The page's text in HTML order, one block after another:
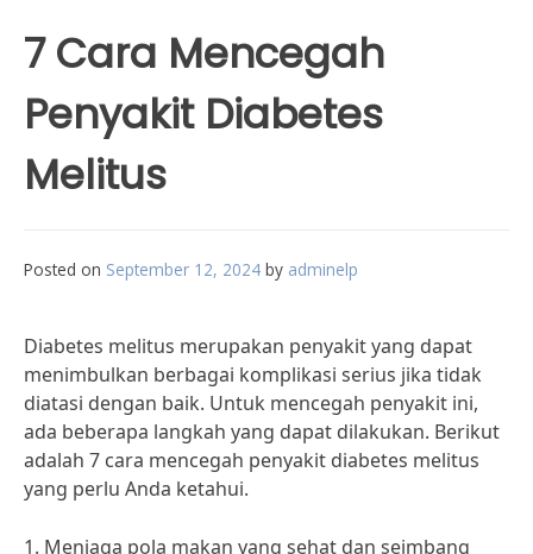
7 Cara Mencegah
Penyakit Diabetes
Melitus
Posted on September 12, 2024 by adminelp
Diabetes melitus merupakan penyakit yang dapat
menimbulkan berbagai komplikasi serius jika tidak
diatasi dengan baik. Untuk mencegah penyakit ini,
ada beberapa langkah yang dapat dilakukan. Berikut
adalah 7 cara mencegah penyakit diabetes melitus
yang perlu Anda ketahui.
1. Menjaga pola makan yang sehat dan seimbang